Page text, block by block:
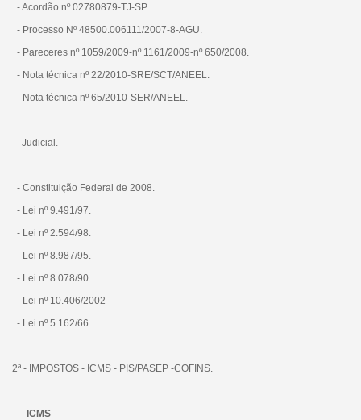
- Acordão nº 02780879-TJ-SP.
- Processo Nº 48500.006111/2007-8-AGU.
- Pareceres nº 1059/2009-nº 1161/2009-nº 650/2008.
- Nota técnica nº 22/2010-SRE/SCT/ANEEL.
- Nota técnica nº 65/2010-SER/ANEEL.
Judicial.
- Constituição Federal de 2008.
- Lei nº 9.491/97.
- Lei nº 2.594/98.
- Lei nº 8.987/95.
- Lei nº 8.078/90.
- Lei nº 10.406/2002
- Lei nº 5.162/66
2ª - IMPOSTOS - ICMS - PIS/PASEP -COFINS.
ICMS